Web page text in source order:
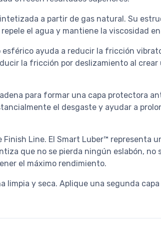
a partir de gas natural. Su
el agua y mantiene la viscosidad
ayuda a reducir la fricción
la fricción por deslizamiento al
para formar una capa protectora
el desgaste y ayudar a
Line. El Smart Luber™ representa
que no se pierda ningún eslabón, no
el máximo rendimiento.
limpia y seca. Aplique una segunda